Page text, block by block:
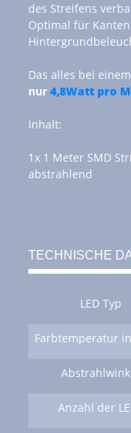
des Streifens
Optimal für
Das alles bei
nur 4,8Watt pro
Inhalt:
1x 1 Meter SMD
abstrahlend
TECHNISCHE
LED Typ
Farbtemperatur
Anzahl der